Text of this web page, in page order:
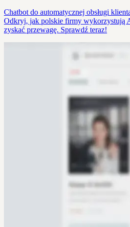
Chatbot do automatycznej obsługi
Odkryj, jak polskie firmy wykorzystują
zyskać przewagę. Sprawdź teraz!